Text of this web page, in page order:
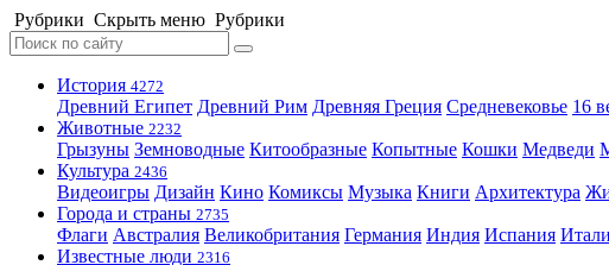
Рубрики Скрыть меню Рубрики
История 4272
Древний Египет Древний Рим Древняя Греция Средневековье 16
Животные 2232
Грызуны Земноводные Китообразные Копытные Кошки Медведи
Культура 2436
Видеоигры Дизайн Кино Комиксы Музыка Книги Архитектура
Города и страны 2735
Флаги Австралия Великобритания Германия Индия Испания
Известные люди 2316